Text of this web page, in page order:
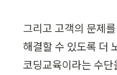
그리고 고객의 문제
해결할 수 있도록 더
코딩교육이라는 수